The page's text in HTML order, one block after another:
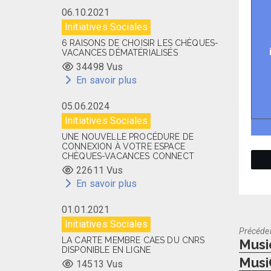
post:
06.10.2021
Initiatives Sociales
6 RAISONS DE CHOISIR LES CHÈQUES-
VACANCES DÉMATÉRIALISÉS
34498 Vus
En savoir plus
05.06.2024
Initiatives Sociales
UNE NOUVELLE PROCÉDURE DE
CONNEXION À VOTRE ESPACE
CHÈQUES-VACANCES CONNECT
22611 Vus
En savoir plus
01.01.2021
Initiatives Sociales
LA CARTE MEMBRE CAES DU CNRS
DISPONIBLE EN LIGNE
14513 Vus